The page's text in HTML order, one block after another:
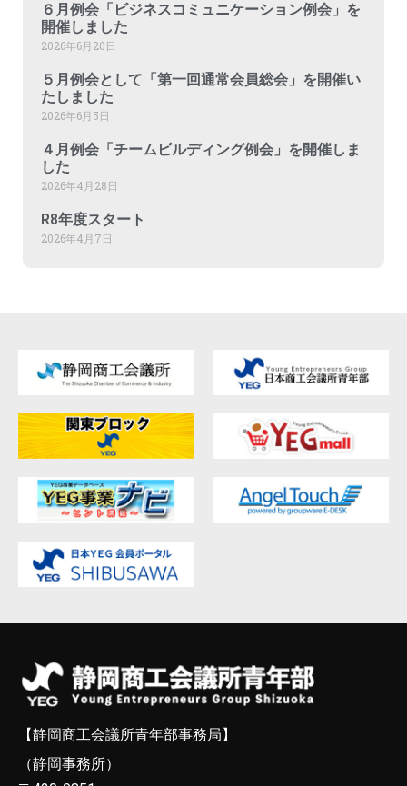
６月例会「ビジネスコミュニケーション例会」を
開催しました
2026年6月20日
５月例会として「第一回通常会員総会」を開催い
たしました
2026年6月5日
４月例会「チームビルディング例会」を開催しま
した
2026年4月28日
R8年度スタート
2026年4月7日
【静岡商工会議所青年部事務局】
（静岡事務所）